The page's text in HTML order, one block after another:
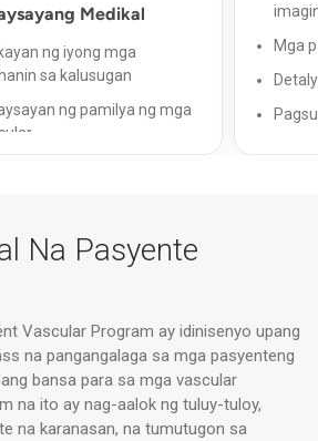
Medikal
ng iyong mga
sa kalusugan
ng pamilya ng mga
pagsusuri na nakatuon
nauugnay sa vascular
sukat kabilang ang
pagsusuri ng pulso
Mga
Mga
ng
Na Pasyente
Vascular Program ay idinisenyo upang
na pangangalaga sa mga pasyenteng
bansa para sa mga vascular
na ito ay nag-aalok ng tuluy-tuloy,
na karanasan, na tumutugon sa